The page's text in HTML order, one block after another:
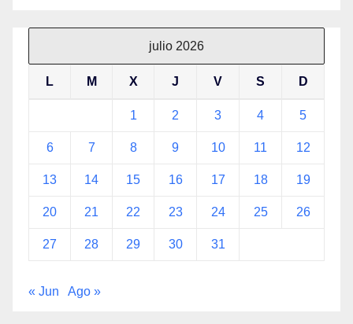
julio 2026
L M X J V S D
1 2 3 4 5
6 7 8 9 10 11 12
13 14 15 16 17 18 19
20 21 22 23 24 25 26
27 28 29 30 31
« Jun Ago »